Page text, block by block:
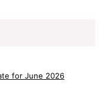
for June 2026